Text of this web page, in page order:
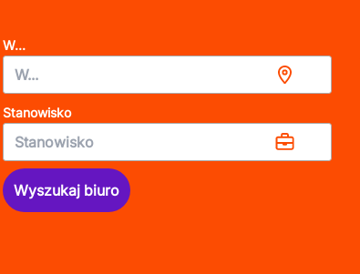
W...
Stanowisko
Wyszukaj biuro